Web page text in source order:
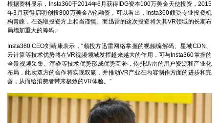
根据资料显示，Insta360于2014年6月获得IDG资本100万美金天使投资，2015
年3月获得启明创投800万美金A轮融资，可以看出，Insta360颇受专业投资机
构青睐，在选取投资方上相当谨慎。而迅雷的这次投资将为其VR领域的长期布
局增加重大的筹码。
Insta360 CEO刘靖康表示，“领投方迅雷网络掌握的视频编解码、星域CDN、
云计算等技术优势将在VR视频领域发挥越来越大的作用，可与Insta360掌握的
全景视频采集、渲染等技术优势形成优势互补，依托迅雷的用户资源和产业化
布局，此次双方的合作将实现双赢，并推动VR产业在内容制作方面的进步和完
善，从而给消费者带来极致的VR体验。”